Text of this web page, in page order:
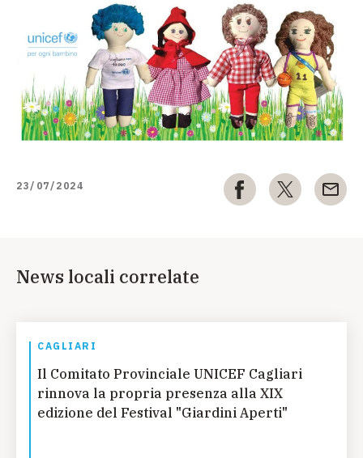
23/07/2024
News locali correlate
CAGLIARI
Il Comitato Provinciale UNICEF Cagliari
rinnova la propria presenza alla XIX
edizione del Festival "Giardini Aperti"